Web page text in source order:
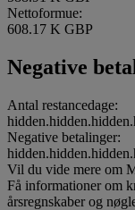
Nettoformue:
608.17 K GBP
Negative
Antal restancedage:
Negative betalinger:
Vil du vide mere om
Få informationer om
årsregnskaber og